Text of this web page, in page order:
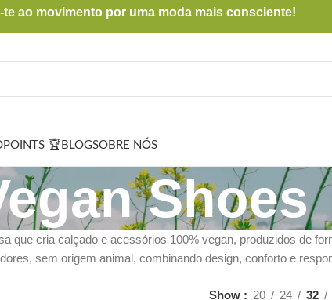
te ao movimento por uma moda mais consciente!
🏆 BLOGSOBRE NÓS
Shoes
que cria calçado e acessórios 100% vegan, produzidos de
sem origem animal, combinando design, conforto e
Show 20 24 32